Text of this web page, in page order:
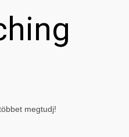
megtudj!